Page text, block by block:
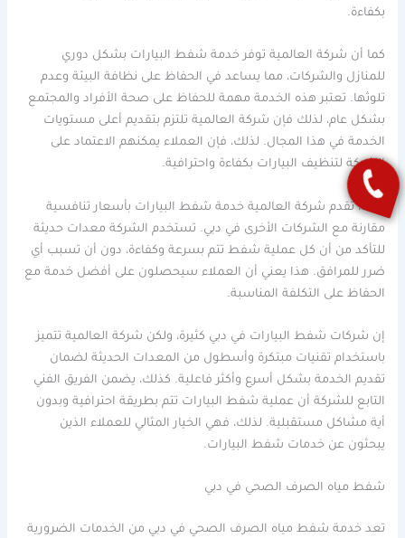
بكفاءة.
كما أن شركة العالمية توفر خدمة شفط البيارات بشكل دوري
للمنازل والشركات، مما يساعد في الحفاظ على نظافة البيئة وعدم
تلوثها. تعتبر هذه الخدمة مهمة للحفاظ على صحة الأفراد والمجتمع
بشكل عام، لذلك فإن شركة العالمية تلتزم بتقديم أعلى مستويات
الخدمة في هذا المجال. لذلك، فإن العملاء يمكنهم الاعتماد على
الشركة لتنظيف البيارات بكفاءة واحترافية.
أيضا، تقدم شركة العالمية خدمة شفط البيارات بأسعار تنافسية
مقارنة مع الشركات الأخرى في دبي. تستخدم الشركة معدات حديثة
للتأكد من أن كل عملية شفط تتم بسرعة وكفاءة، دون أن تسبب أي
ضرر للمرافق. هذا يعني أن العملاء سيحصلون على أفضل خدمة مع
الحفاظ على التكلفة المناسبة.
إن شركات شفط البيارات في دبي كثيرة، ولكن شركة العالمية تتميز
باستخدام تقنيات مبتكرة وأسطول من المعدات الحديثة لضمان
تقديم الخدمة بشكل أسرع وأكثر فاعلية. كذلك، يضمن الفريق الفني
التابع للشركة أن عملية شفط البيارات تتم بطريقة احترافية وبدون
أية مشاكل مستقبلية. لذلك، فهي الخيار المثالي للعملاء الذين
يبحثون عن خدمات شفط البيارات.
شفط مياه الصرف الصحي في دبي
تعد خدمة شفط مياه الصرف الصحي في دبي من الخدمات الضرورية